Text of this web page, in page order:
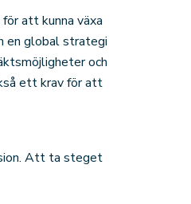
att kunna växa
en global strategi
och
ett krav för att
Att ta steget